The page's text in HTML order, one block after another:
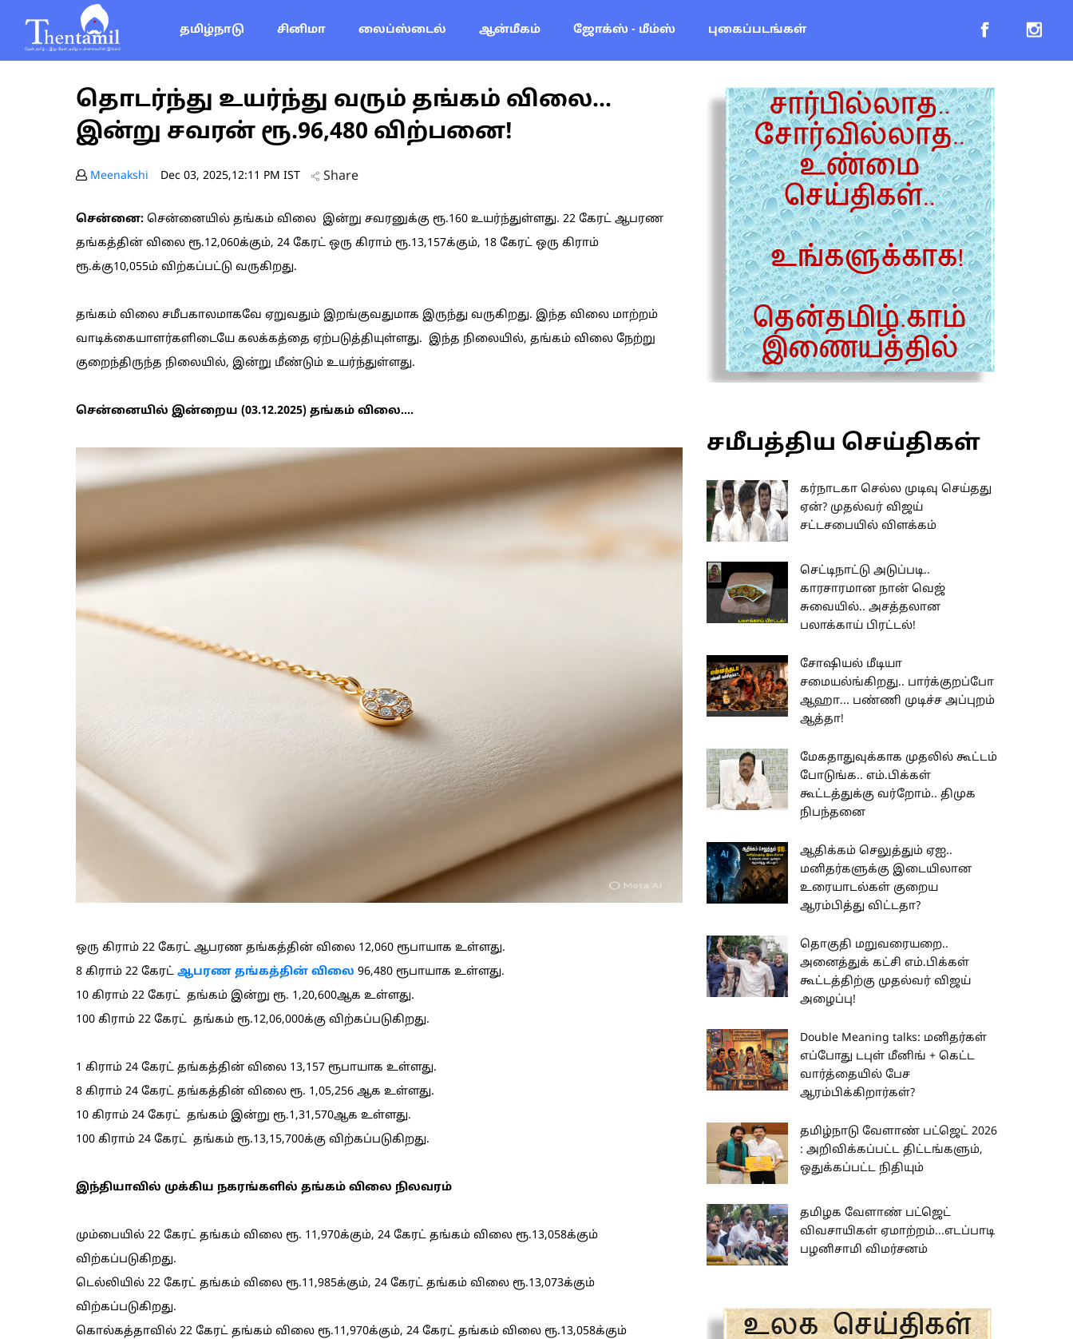
தமிழ்நாடு சினிமா லைப்ஸ்டைல் ஆன்மீகம் ஜோக்ஸ் - மீம்ஸ் புகைப்படங்கள்
தொடர்ந்து உயர்ந்து வரும் தங்கம் விலை...
இன்று சவரன் ரூ.96,480 விற்பனை!
Meenakshi Dec 03, 2025,12:11 PM IST Share
சென்னை: சென்னையில் தங்கம் விலை இன்று சவரனுக்கு ரூ.160 உயர்ந்துள்ளது. 22 கேரட் ஆபரண
தங்கத்தின் விலை ரூ.12,060க்கும், 24 கேரட் ஒரு கிராம் ரூ.13,157க்கும், 18 கேரட் ஒரு கிராம்
ரூ.க்கு10,055ம் விற்கப்பட்டு வருகிறது.
தங்கம் விலை சமீபகாலமாகவே ஏறுவதும் இறங்குவதுமாக இருந்து வருகிறது. இந்த விலை மாற்றம்
வாடிக்கையாளர்களிடையே கலக்கத்தை ஏற்படுத்தியுள்ளது. இந்த நிலையில், தங்கம் விலை நேற்று
குறைந்திருந்த நிலையில், இன்று மீண்டும் உயர்ந்துள்ளது.
சென்னையில் இன்றைய (03.12.2025) தங்கம் விலை....
ஒரு கிராம் 22 கேரட் ஆபரண தங்கத்தின் விலை 12,060 ரூபாயாக உள்ளது.
8 கிராம் 22 கேரட்ஆபரண தங்கத்தின் விலை 96,480 ரூபாயாக உள்ளது.
10 கிராம் 22 கேரட் தங்கம் இன்று ரூ. 1,20,600ஆக உள்ளது.
100 கிராம் 22 கேரட் தங்கம் ரூ.12,06,000க்கு விற்கப்படுகிறது.
1 கிராம் 24 கேரட் தங்கத்தின் விலை 13,157 ரூபாயாக உள்ளது.
8 கிராம் 24 கேரட் தங்கத்தின் விலை ரூ. 1,05,256 ஆக உள்ளது.
10 கிராம் 24 கேரட் தங்கம் இன்று ரூ.1,31,570ஆக உள்ளது.
100 கிராம் 24 கேரட் தங்கம் ரூ.13,15,700க்கு விற்கப்படுகிறது.
இந்தியாவில் முக்கிய நகரங்களில் தங்கம் விலை நிலவரம்
மும்பையில் 22 கேரட் தங்கம் விலை ரூ. 11,970க்கும், 24 கேரட் தங்கம் விலை ரூ.13,058க்கும்
விற்கப்படுகிறது.
டெல்லியில் 22 கேரட் தங்கம் விலை ரூ.11,985க்கும், 24 கேரட் தங்கம் விலை ரூ.13,073க்கும்
விற்கப்படுகிறது.
கொல்கத்தாவில் 22 கேரட் தங்கம் விலை ரூ.11,970க்கும், 24 கேரட் தங்கம் விலை ரூ.13,058க்கும்
சமீபத்திய செய்திகள்
கர்நாடகா செல்ல முடிவு செய்தது
ஏன்? முதல்வர் விஜய்
சட்டசபையில் விளக்கம்
செட்டிநாட்டு அடுப்படி..
காரசாரமான நான் வெஜ்
சுவையில்.. அசத்தலான
பலாக்காய் பிரட்டல்!
சோஷியல் மீடியா
சமையல்ங்கிறது.. பார்க்குறப்போ
ஆஹா... பண்ணி முடிச்ச அப்புறம்
ஆத்தா!
மேகதாதுவுக்காக முதலில் கூட்டம்
போடுங்க.. எம்.பிக்கள்
கூட்டத்துக்கு வர்றோம்.. திமுக
நிபந்தனை
ஆதிக்கம் செலுத்தும் ஏஐ..
மனிதர்களுக்கு இடையிலான
உரையாடல்கள் குறைய
ஆரம்பித்து விட்டதா?
தொகுதி மறுவரையறை..
அனைத்துக் கட்சி எம்.பிக்கள்
கூட்டத்திற்கு முதல்வர் விஜய்
அழைப்பு!
Double Meaning talks: மனிதர்கள்
எப்போது டபுள் மீனிங் + கெட்ட
வார்த்தையில் பேச
ஆரம்பிக்கிறார்கள்?
தமிழ்நாடு வேளாண் பட்ஜெட் 2026
: அறிவிக்கப்பட்ட திட்டங்களும்,
ஒதுக்கப்பட்ட நிதியும்
தமிழக வேளாண் பட்ஜெட்
விவசாயிகள் ஏமாற்றம்...எடப்பாடி
பழனிசாமி விமர்சனம்